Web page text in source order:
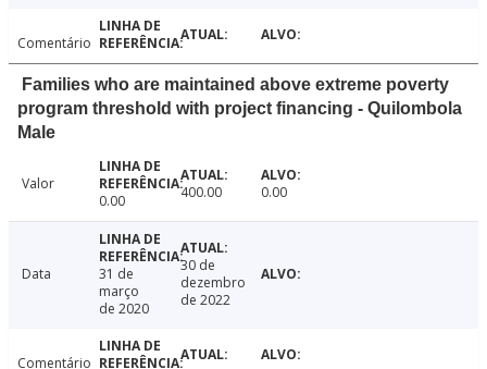
Comentário
Families who are maintained above extreme poverty
program threshold with project financing - Quilombola
Male
Valor
0.00
400.00 0.00
Data
31 de
março
de 2020
30 de
dezembro
de 2022
Comentário